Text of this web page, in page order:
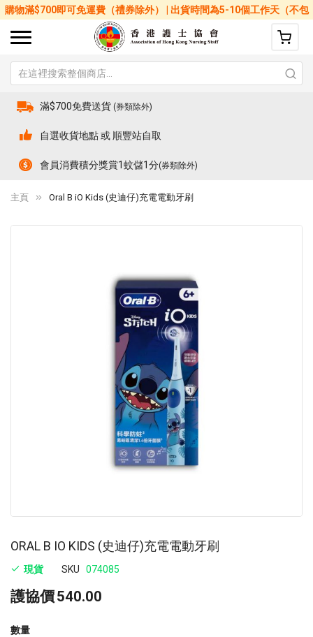
購物滿$700即可免運費（禮券除外） | 出貨時間為5-10個工作天（不包
括星期六、日及公眾假期）
滿$700免費送貨 (券類除外)
自選收貨地點 或 順豐站自取
會員消費積分獎賞1蚊儲1分(券類除外)
主頁 Oral B iO Kids (史迪仔)充電電動牙刷
ORAL B IO KIDS (史迪仔)充電電動牙刷
現貨 SKU 074085
護協價540.00
數量